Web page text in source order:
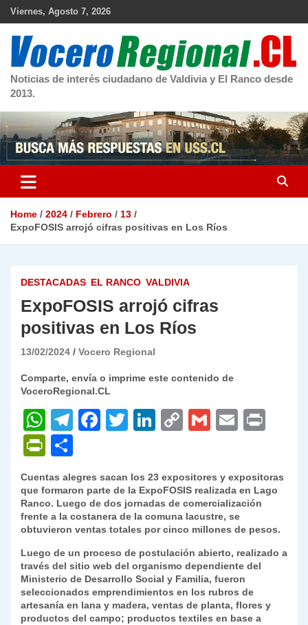
Skip
Viernes, Agosto 7, 2026
Noticias de interés ciudadano de Valdivia y El Ranco desde
2013.
Home 2024 Febrero
13
ExpoFOSIS arrojó cifras positivas en Los Ríos
DESTACADAS EL RANCO VALDIVIA
ExpoFOSIS arrojó cifras
positivas en Los Ríos
13/02/2024 Vocero Regional
Comparte, envía o imprime este contenido de
VoceroRegional.CL
W
h
at
s
A
p
p
T
gr
a
m
F
e
b
o
o
k
T
er
Li
e
dI
n
C
y
Li
n
k
G
l
E
l
P
ri
nt
Fr
ie
n
dl
y
m
p
ar
tir
Cuentas alegres sacan los 23 expositores y expositoras
que formaron parte de la ExpoFOSIS realizada en Lago
Ranco. Luego de dos jornadas de comercialización
frente a la costanera de la comuna lacustre, se
obtuvieron ventas totales por cinco millones de pesos.
Luego de un proceso de postulación abierto, realizado a
través del sitio web del organismo dependiente del
Ministerio de Desarrollo Social y Familia, fueron
seleccionados emprendimientos en los rubros de
artesanía en lana y madera, ventas de planta, flores y
productos del campo; productos textiles en base a